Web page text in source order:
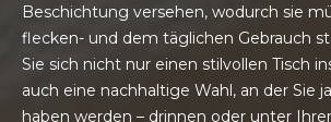
Beschichtung versehen, wodurch sie
flecken- und dem täglichen Gebrauch
Sie sich nicht nur einen stilvollen Tisch
auch eine nachhaltige Wahl, an der Sie
haben werden – drinnen oder unter